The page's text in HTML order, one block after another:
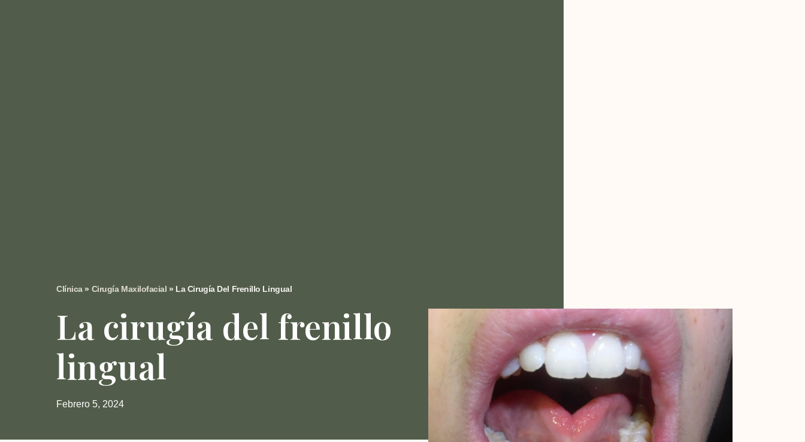
Clínica» Cirugía Maxilofacial » La Cirugía Del Frenillo Lingual
La cirugía del frenillo
lingual
Febrero 5, 2024